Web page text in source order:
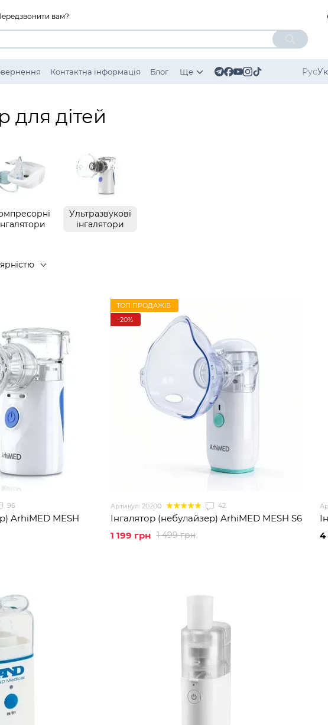
вам?
Контактна інформація Блог Ще Рус
для дітей
Ультразвукові
інгалятори
96
ArhiMED MESH
ТОП ПРОДАЖІВ
−20%
Артикул: 20200 42
Інгалятор (небулайзер) ArhiMED MESH S6
1 499 грн
1 199 грн
4